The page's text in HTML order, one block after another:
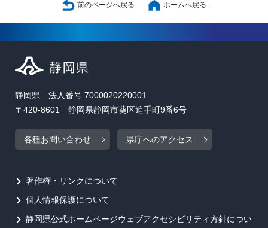
前のページへ戻る ホームへ戻る
静岡県 法人番号 7000020220001
〒420-8601 静岡県静岡市葵区追手町9番6号
各種お問い合わせ 県庁へのアクセス
著作権・リンクについて
個人情報保護について
静岡県公式ホームページウェブアクセシビリティ方針につい